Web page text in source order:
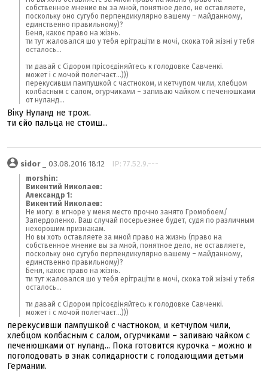
собственное мнение вы за мной, понятное дело, не оставляете,
поскольку оно сугубо перпендикулярно вашему – майданному,
единственно правильному)?
Беня, какоє право на жізнь.
ти тут жаловался шо у тебя ерітраціти в мочі, скока той жізні у тебя
осталось...
ти давай с Сідором прісоєдіняйтесь к голодовке Савченкі.
может і с мочой полегчаєт...)))
перекусивши пампушкой с частноком, и кетчупом чили, хлебцом
колбасным с салом, огурчиками – запиваю чайком с печенюшками
от нуланд...
Віку Нуланд не трож.
ти єйо пальца не стоиш...
sidor_ 03.08.2016 18:12 IP: 77.52.9.---
morshin:
Викентий Николаев:
Александр 1:
Викентий Николаев:
Не могу: в игноре у меня место прочно занято Громобоем/
Запердоленко. Ваш случай посерьезнее будет, судя по различным
нехорошим признакам.
Но вы хоть оставляете за мной право на жизнь (право на
собственное мнение вы за мной, понятное дело, не оставляете,
поскольку оно сугубо перпендикулярно вашему – майданному,
единственно правильному)?
Беня, какоє право на жізнь.
ти тут жаловался шо у тебя ерітраціти в мочі, скока той жізні у тебя
осталось...
ти давай с Сідором прісоєдіняйтесь к голодовке Савченкі.
может і с мочой полегчаєт...)))
перекусивши пампушкой с частноком, и кетчупом чили,
хлебцом колбасным с салом, огурчиками – запиваю чайком с
печенюшками от нуланд... Пока готовится курочка – можно и
поголодовать в знак солидарности с голодающими детьми
Германии.